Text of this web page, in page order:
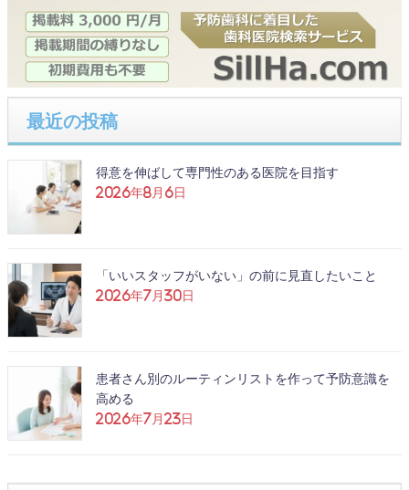
最近の投稿
得意を伸ばして専門性のある医院を目指す
2026年8月6日
「いいスタッフがいない」の前に見直したいこと
2026年7月30日
患者さん別のルーティンリストを作って予防意識を
高める
2026年7月23日